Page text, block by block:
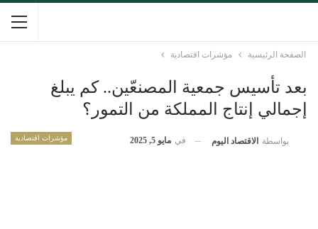
الصفحة الرئيسية مؤشرات اقتصادية
بعد تأسيس جمعية المصنعّين.. كم يبلغ
إجمالي إنتاج المملكة من التمور؟
مؤشرات اقتصادية بواسطة الاقتصاد اليوم في مايو 5, 2025